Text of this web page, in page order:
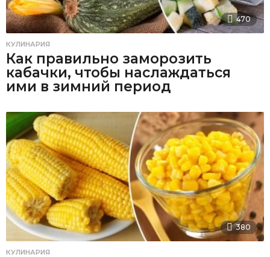
470
КУЛИНАРИЯ
Как правильно заморозить
кабачки, чтобы наслаждаться
ими в зимний период
380
КУЛИНАРИЯ